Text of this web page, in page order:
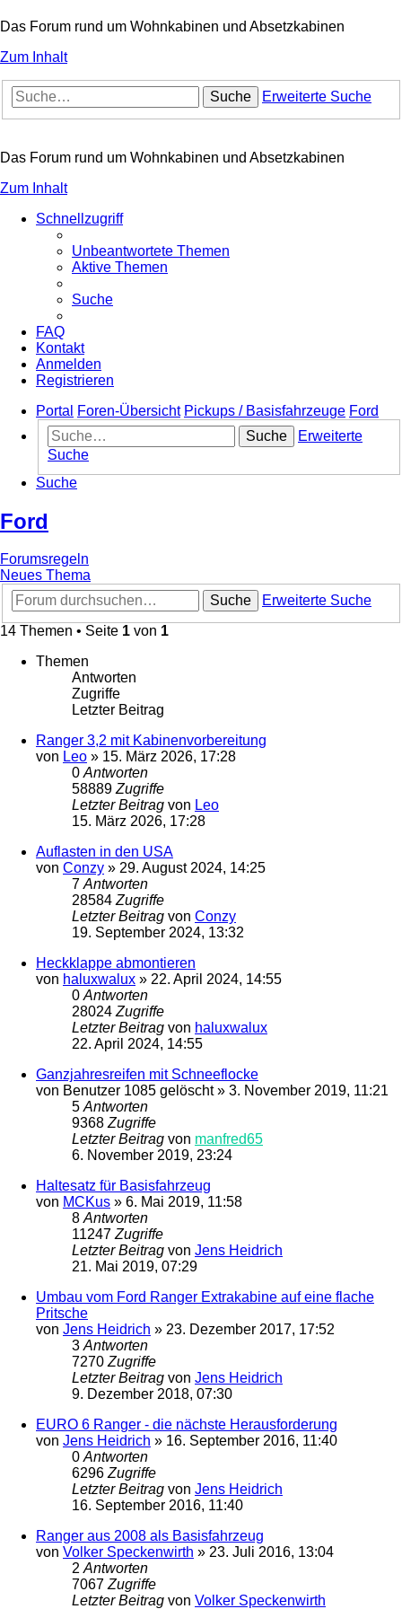
Das Forum rund um Wohnkabinen und Absetzkabinen
Zum Inhalt
Suche Erweiterte Suche
Das Forum rund um Wohnkabinen und Absetzkabinen
Zum Inhalt
Schnellzugriff
Unbeantwortete Themen
Aktive Themen
Suche
FAQ
Kontakt
Anmelden
Registrieren
Portal
Foren-Übersicht Pickups / Basisfahrzeuge Ford
Suche
Erweiterte
Suche
Suche
Ford
Forumsregeln
Neues Thema
Suche
Erweiterte Suche
14 Themen • Seite 1 von 1
Themen
Antworten
Zugriffe
Letzter Beitrag
Ranger 3,2 mit Kabinenvorbereitung
von Leo » 15. März 2026, 17:28
0 Antworten
58889 Zugriffe
Letzter Beitrag von Leo
15. März 2026, 17:28
Auflasten in den USA
von Conzy » 29. August 2024, 14:25
7 Antworten
28584 Zugriffe
Letzter Beitrag von Conzy
19. September 2024, 13:32
Heckklappe abmontieren
von haluxwalux » 22. April 2024, 14:55
0 Antworten
28024 Zugriffe
Letzter Beitrag von haluxwalux
22. April 2024, 14:55
Ganzjahresreifen mit Schneeflocke
von Benutzer 1085 gelöscht» 3. November 2019, 11:21
5 Antworten
9368 Zugriffe
Letzter Beitrag von manfred65
6. November 2019, 23:24
Haltesatz für Basisfahrzeug
von MCKus » 6. Mai 2019, 11:58
8 Antworten
11247 Zugriffe
Letzter Beitrag von Jens Heidrich
21. Mai 2019, 07:29
Umbau vom Ford Ranger Extrakabine auf eine flache
Pritsche
von Jens Heidrich » 23. Dezember 2017, 17:52
3 Antworten
7270 Zugriffe
Letzter Beitrag von Jens Heidrich
9. Dezember 2018, 07:30
EURO 6 Ranger - die nächste Herausforderung
von Jens Heidrich » 16. September 2016, 11:40
0 Antworten
6296 Zugriffe
Letzter Beitrag von Jens Heidrich
16. September 2016, 11:40
Ranger aus 2008 als Basisfahrzeug
von Volker Speckenwirth » 23. Juli 2016, 13:04
2 Antworten
7067 Zugriffe
Letzter Beitrag von Volker Speckenwirth